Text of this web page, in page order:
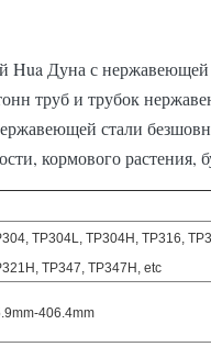
Hua Дуна с
труб и трубок
стали
кормового растения,
TP304L, TP304H, TP316,
TP347, TP347H, etc
406.4mm